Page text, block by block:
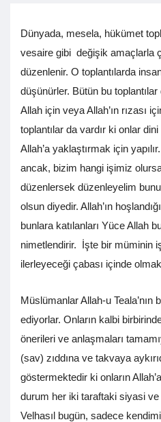
Dünyada, mesela, hükümet
vesaire gibi değişik amaçlarla
düzenlenir. O toplantılarda
düşünürler. Bütün bu
Allah için veya Allah’ın rızası
toplantılar da vardır ki onlar dini
Allah’a yaklaştırmak için
ancak, bizim hangi işimiz
düzenlersek düzenleyelim
olsun diyedir. Allah’ın
bunlara katılanları Yüce Allah
nimetlendirir. İşte bir müminin
ilerleyeceği çabası içinde
Müslümanlar Allah-u Teala’nın
ediyorlar. Onların kalbi
önerileri ve anlaşmaları
(sav) zıddına ve takvaya
göstermektedir ki onların
durum her iki taraftaki siyasi ve
Velhasıl bugün, sadece